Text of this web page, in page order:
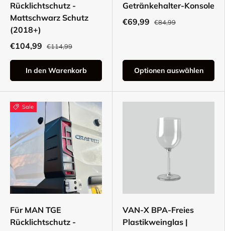
Rücklichtschutz -
Mattschwarz Schutz
(2018+)
€104,99
€114,99
In den Warenkorb
Getränkehalter-Konsole
€69,99
€84,99
Optionen auswählen
Sale
Für MAN TGE
Rücklichtschutz -
VAN-X BPA-Freies
Plastikweinglas |